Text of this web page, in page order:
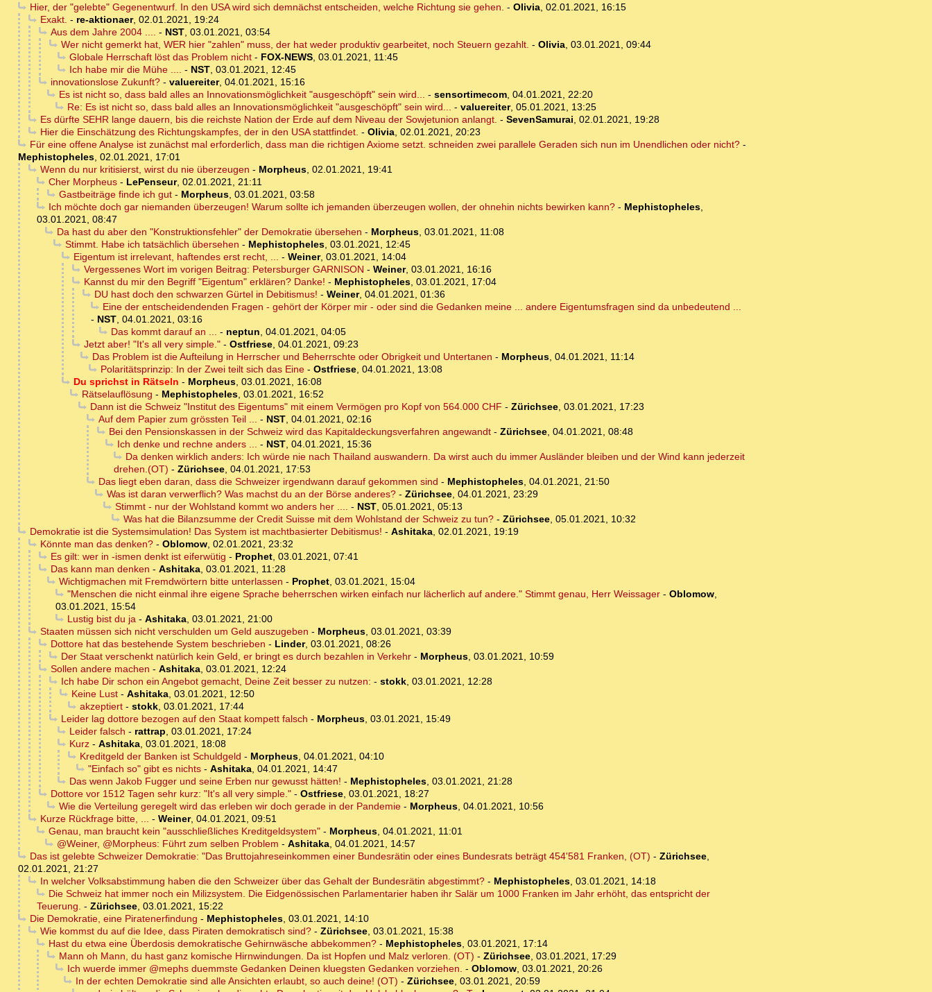
Hier, der "gelebte" Gegenentwurf. In den USA wird sich demnächst entscheiden, welche Richtung sie gehen. - Olivia, 02.01.2021, 16:15
Exakt. - re-aktionaer, 02.01.2021, 19:24
Aus dem Jahre 2004 .... - NST, 03.01.2021, 03:54
Wer nicht gemerkt hat, WER hier "zahlen" muss, der hat weder produktiv gearbeitet, noch Steuern gezahlt. - Olivia, 03.01.2021, 09:44
Globale Herrschaft löst das Problem nicht- FOX-NEWS, 03.01.2021, 11:45
Ich habe mir die Mühe .... - NST, 03.01.2021, 12:45
innovationslose Zukunft?- valuereiter, 04.01.2021, 15:16
Es ist nicht so, dass bald alles an Innovationsmöglichkeit "ausgeschöpft" sein wird... - sensortimecom, 04.01.2021, 22:20
Re: Es ist nicht so, dass bald alles an Innovationsmöglichkeit "ausgeschöpft" sein wird... - valuereiter, 05.01.2021, 13:25
Es dürfte SEHR lange dauern, bis die reichste Nation der Erde auf dem Niveau der Sowjetunion anlangt. - SevenSamurai, 02.01.2021, 19:28
Hier die Einschätzung des Richtungskampfes, der in den USA stattfindet. - Olivia, 02.01.2021, 20:23
Für eine offene Analyse ist zunächst mal erforderlich, dass man die richtigen Axiome setzt. schneiden zwei parallele Geraden sich nun im Unendlichen oder nicht?-
Mephistopheles, 02.01.2021, 17:01
Wenn du nur kritisierst, wirst du nie überzeugen - Morpheus, 02.01.2021, 19:41
Cher Morpheus- LePenseur, 02.01.2021, 21:11
Gastbeiträge finde ich gut- Morpheus, 03.01.2021, 03:58
Ich möchte doch gar niemanden überzeugen! Warum sollte ich jemanden überzeugen wollen, der ohnehin nichts bewirken kann?- Mephistopheles,
03.01.2021, 08:47
Da hast du aber den "Konstruktionsfehler" der Demokratie übersehen - Morpheus, 03.01.2021, 11:08
Stimmt. Habe ich tatsächlich übersehen - Mephistopheles, 03.01.2021, 12:45
Eigentum ist irrelevant, haftendes erst recht, ... - Weiner, 03.01.2021, 14:04
Vergessenes Wort im vorigen Beitrag: Petersburger GARNISON - Weiner, 03.01.2021, 16:16
Kannst du mir den Begriff "Eigentum" erklären? Danke! - Mephistopheles, 03.01.2021, 17:04
DU hast doch den schwarzen Gürtel in Debitismus! - Weiner, 04.01.2021, 01:36
Eine der entscheidendenden Fragen - gehört der Körper mir - oder sind die Gedanken meine ... andere Eigentumsfragen sind da unbedeutend ...
- NST, 04.01.2021, 03:16
Das kommt darauf an ... - neptun, 04.01.2021, 04:05
Jetzt aber! "It's all very simple."- Ostfriese, 04.01.2021, 09:23
Das Problem ist die Aufteilung in Herrscher und Beherrschte oder Obrigkeit und Untertanen - Morpheus, 04.01.2021, 11:14
Polaritätsprinzip: In der Zwei teilt sich das Eine- Ostfriese, 04.01.2021, 13:08
Du sprichst in Rätseln - Morpheus, 03.01.2021, 16:08
Rätselauflösung - Mephistopheles, 03.01.2021, 16:52
Dann ist die Schweiz "Institut des Eigentums" mit einem Vermögen pro Kopf von 564.000 CHF - Zürichsee, 03.01.2021, 17:23
Auf dem Papier zum grössten Teil ... - NST, 04.01.2021, 02:16
Bei den Pensionskassen in der Schweiz wird das Kapitaldeckungsverfahren angewandt- Zürichsee, 04.01.2021, 08:48
Ich denke und rechne anders ... - NST, 04.01.2021, 15:36
Da denken wirklich anders: Ich würde nie nach Thailand auswandern. Da wirst auch du immer Ausländer bleiben und der Wind kann jederzeit
drehen.(OT) - Zürichsee, 04.01.2021, 17:53
Das liegt eben daran, dass die Schweizer irgendwann darauf gekommen sind - Mephistopheles, 04.01.2021, 21:50
Was ist daran verwerflich? Was machst du an der Börse anderes?- Zürichsee, 04.01.2021, 23:29
Stimmt - nur der Wohlstand kommt wo anders her .... - NST, 05.01.2021, 05:13
Was hat die Bilanzsumme der Credit Suisse mit dem Wohlstand der Schweiz zu tun?- Zürichsee, 05.01.2021, 10:32
Demokratie ist die Systemsimulation! Das System ist machtbasierter Debitismus! - Ashitaka, 02.01.2021, 19:19
Könnte man das denken?- Oblomow, 02.01.2021, 23:32
Es gilt: wer in -ismen denkt ist eiferwütig - Prophet, 03.01.2021, 07:41
Das kann man denken - Ashitaka, 03.01.2021, 11:28
Wichtigmachen mit Fremdwörtern bitte unterlassen - Prophet, 03.01.2021, 15:04
"Menschen die nicht einmal ihre eigene Sprache beherrschen wirken einfach nur lächerlich auf andere." Stimmt genau, Herr Weissager- Oblomow,
03.01.2021, 15:54
Lustig bist du ja- Ashitaka, 03.01.2021, 21:00
Staaten müssen sich nicht verschulden um Geld auszugeben - Morpheus, 03.01.2021, 03:39
Dottore hat das bestehende System beschrieben - Linder, 03.01.2021, 08:26
Der Staat verschenkt natürlich kein Geld, er bringt es durch bezahlen in Verkehr- Morpheus, 03.01.2021, 10:59
Sollen andere machen - Ashitaka, 03.01.2021, 12:24
Ich habe Dir schon ein Angebot gemacht, Deine Zeit besser zu nutzen: - stokk, 03.01.2021, 12:28
Keine Lust- Ashitaka, 03.01.2021, 12:50
akzeptiert- stokk, 03.01.2021, 17:44
Leider lag dottore bezogen auf den Staat kompett falsch - Morpheus, 03.01.2021, 15:49
Leider falsch - rattrap, 03.01.2021, 17:24
Kurz- Ashitaka, 03.01.2021, 18:08
Kreditgeld der Banken ist Schuldgeld - Morpheus, 04.01.2021, 04:10
"Einfach so" gibt es nichts- Ashitaka, 04.01.2021, 14:47
Das wenn Jakob Fugger und seine Erben nur gewusst hätten! - Mephistopheles, 03.01.2021, 21:28
Dottore vor 1512 Tagen sehr kurz: "It's all very simple."- Ostfriese, 03.01.2021, 18:27
Wie die Verteilung geregelt wird das erleben wir doch gerade in der Pandemie- Morpheus, 04.01.2021, 10:56
Kurze Rückfrage bitte, ... - Weiner, 04.01.2021, 09:51
Genau, man braucht kein "ausschließliches Kreditgeldsystem"- Morpheus, 04.01.2021, 11:01
@Weiner, @Morpheus: Führt zum selben Problem - Ashitaka, 04.01.2021, 14:57
Das ist gelebte Schweizer Demokratie: "Das Bruttojahreseinkommen einer Bundesrätin oder eines Bundesrats beträgt 454'581 Franken, (OT) - Zürichsee,
02.01.2021, 21:27
In welcher Volksabstimmung haben die den Schweizer über das Gehalt der Bundesrätin abgestimmt?- Mephistopheles, 03.01.2021, 14:18
Die Schweiz hat immer noch ein Milizsystem. Die Eidgenössischen Parlamentarier haben ihr Salär um 1000 Franken im Jahr erhöht, das entspricht der
Teuerung. - Zürichsee, 03.01.2021, 15:22
Die Demokratie, eine Piratenerfindung - Mephistopheles, 03.01.2021, 14:10
Wie kommst du auf die Idee, dass Piraten demokratisch sind?- Zürichsee, 03.01.2021, 15:38
Hast du etwa eine Überdosis demokratische Gehirnwäsche abbekommen?- Mephistopheles, 03.01.2021, 17:14
Mann oh Mann, du hast ganz komische Hirnwindungen. Da ist Hopfen und Malz verloren. (OT) - Zürichsee, 03.01.2021, 17:29
Ich wuerde immer @mephs duemmste Gedanken Deinen kluegsten Gedanken vorziehen. - Oblomow, 03.01.2021, 20:26
In der echten Demokratie sind alle Ansichten erlaubt, so auch deine! (OT) - Zürichsee, 03.01.2021, 20:59